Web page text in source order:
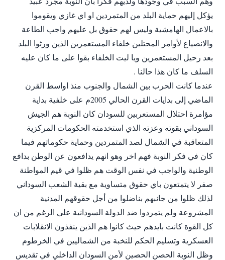
يؤكل إليهم حماية البلد من المتمردين او اي غازي ويقوموا
بالاعمال الهامشية وليس لهم حقوق بل عليهم واجب الطاعة
والانصياع لأوامر المحتلين خلفاء المستعمرين الذين ورثوا البلد
بعد رحيل المستعمرين ويا ليت الخلفاء بقوا على ما كان عليه
السلف ما كان هذا حالنا .
عندما كانت الحرب بين الشمال والجنوب منذ اواسط القرن
الماضي إلى بدايات القرن الحالي 2005م على خلفية بداية
مؤامرة احتلال المستعربين للسودان كان النوبة هم الجيش
السوداني بقوته وعزته الذي استخدمته الحكومات المركزية
المتعاقبة في الشمال لصد المتمردين وحماية حكوماتهم فيما
كان في فكر النوبة فهم اخر وهو انهم يدافعون عن الوطن بدافع
الوطنية والواجب في نفس الوقت هم ظلوا في قيم المواطنة
صفر لا يتمتعون باي حقوق متساوية مع بقية الشعب السوداني
لذلك ظلوا من جانبهم بناضلوا من أجل حقوقهم المدنية
المشروعة ولم يتمردوا ضد الدولة السودانية على الرغم من ان
كل القوة كانت بايدهم حيث كانوا هم الذين ينفذون الانقلابات
العسكرية وتسليم الحكم للنخبة من الشماليين في الخرطوم
وظل النوبة الحصن الحصين لأمن السودان الداخلي في تقديس